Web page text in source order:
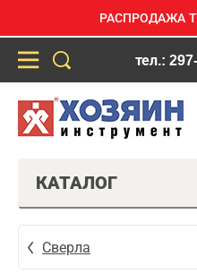
РАСПРОДАЖА
тел.:
КАТАЛОГ
Сверла